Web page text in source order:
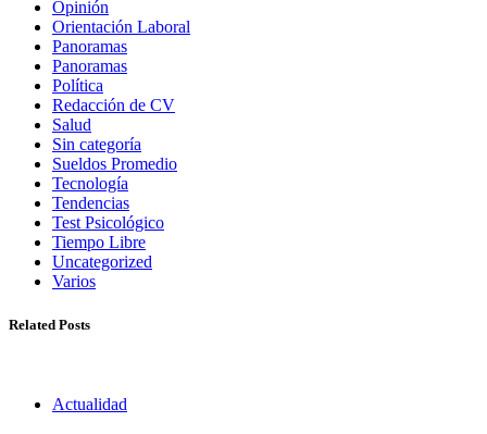
Opinión
Orientación Laboral
Panoramas
Panoramas
Política
Redacción de CV
Salud
Sin categoría
Sueldos Promedio
Tecnología
Tendencias
Test Psicológico
Tiempo Libre
Uncategorized
Varios
Related Posts
Actualidad